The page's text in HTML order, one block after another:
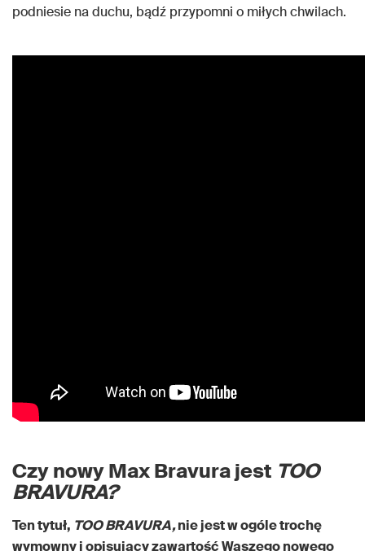
podniesie na duchu, bądź przypomni o miłych chwilach.
Czy nowy Max Bravura jest TOO
BRAVURA?
Ten tytuł, TOO BRAVURA,nie jest w ogóle trochę
wymowny i opisujący zawartość Waszego nowego